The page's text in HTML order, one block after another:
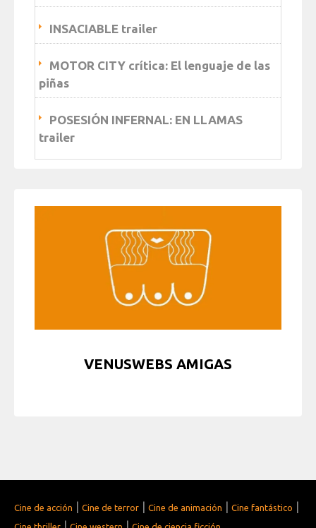
INSACIABLE trailer
MOTOR CITY crítica: El lenguaje de las
piñas
POSESIÓN INFERNAL: EN LLAMAS
trailer
VENUSWEBS AMIGAS
Cine de acción | Cine de terror | Cine de animación | Cine fantástico |